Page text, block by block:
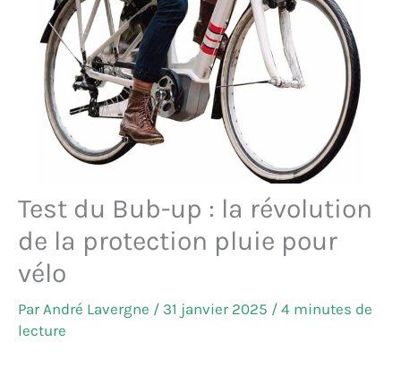
Test du Bub-up : la révolution
de la protection pluie pour
vélo
ParAndré Lavergne / 31 janvier 2025 / 4 minutes de
lecture